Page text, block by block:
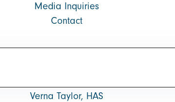
Media Inquiries
Contact
Verna Taylor, HAS